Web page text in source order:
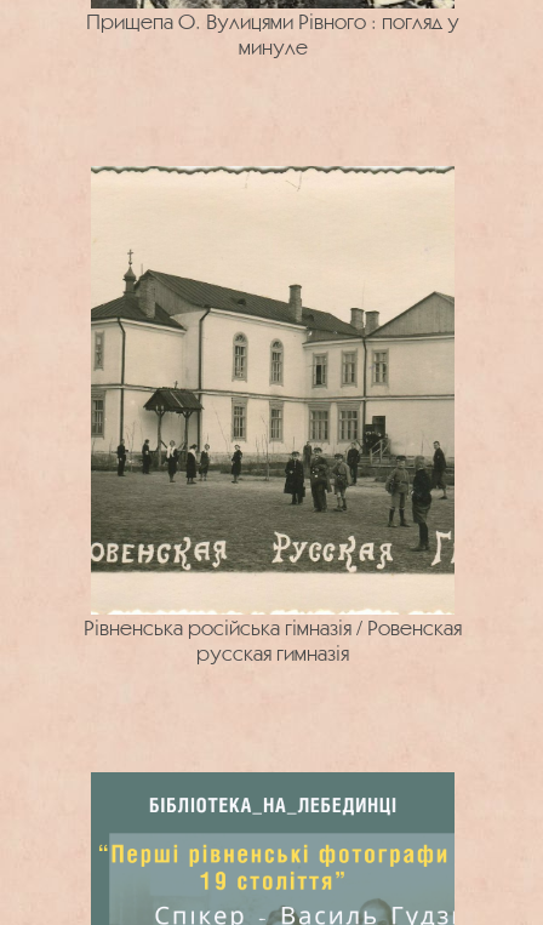
Прищепа О. Вулицями Рівного : погляд у
минуле
Рівненська російська гімназія / Ровенская
русская гимназія